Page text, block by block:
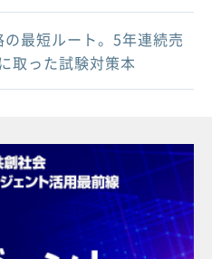
最短ルート。5年連続売
取った試験対策本